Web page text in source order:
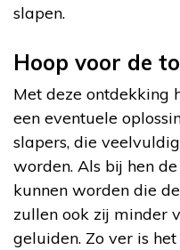
slapen.
Hoop voor de
Met deze ontdekking
een eventuele
slapers, die
worden. Als bij hen
kunnen worden die
zullen ook zij minder
geluiden. Zo ver is